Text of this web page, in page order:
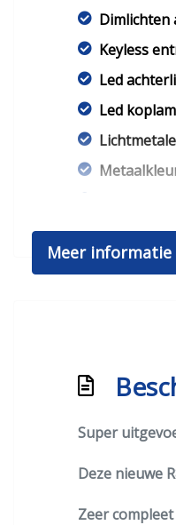
Dimlichten
Keyless
Led
Led
Meer informatie
Super
Deze nieuwe
Zeer